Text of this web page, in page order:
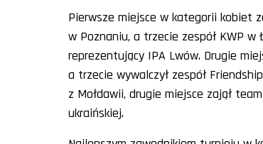
Pierwsze miejsce w kategorii kobiet
w Poznaniu, a trzecie zespół KWP
reprezentujący IPA Lwów. Drugie
a trzecie wywalczył zespół
z Mołdawii, drugie miejsce zajął
ukraińskiej.